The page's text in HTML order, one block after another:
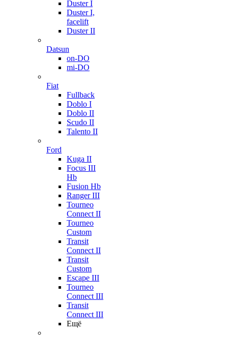
Duster I
Duster I,
facelift
Duster II
Datsun
on-DO
mi-DO
Fiat
Fullback
Doblo I
Doblo II
Scudo II
Talento II
Ford
Kuga II
Focus III
Hb
Fusion Hb
Ranger III
Tourneo
Connect II
Tourneo
Custom
Transit
Connect II
Transit
Custom
Escape III
Tourneo
Connect III
Transit
Connect III
Ещё